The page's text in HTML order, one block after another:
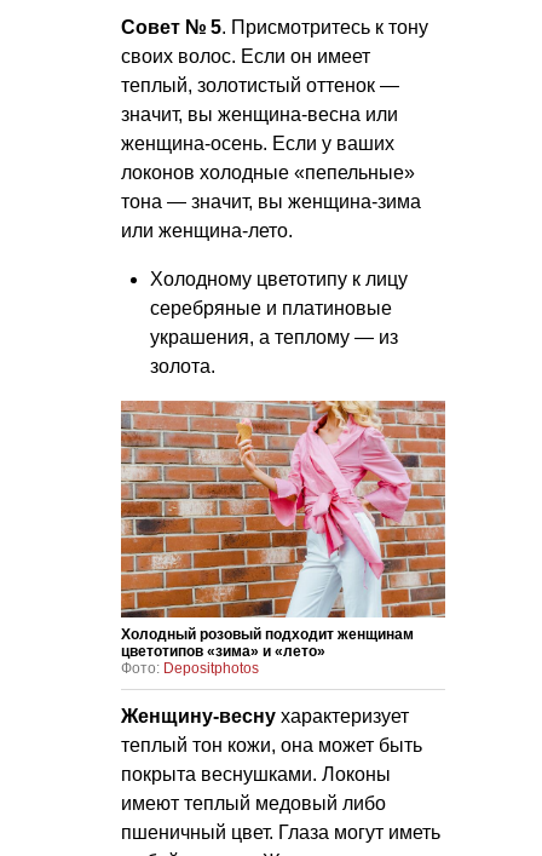
Совет № 5. Присмотритесь к тону
своих волос. Если он имеет
теплый, золотистый оттенок —
значит, вы женщина-весна или
женщина-осень. Если у ваших
локонов холодные «пепельные»
тона — значит, вы женщина-зима
или женщина-лето.
Холодному цветотипу к лицу
серебряные и платиновые
украшения, а теплому — из
золота.
Холодный розовый подходит женщинам
цветотипов «зима» и «лето»
Фото: Depositphotos
Женщину-весну характеризует
теплый тон кожи, она может быть
покрыта веснушками. Локоны
имеют теплый медовый либо
пшеничный цвет. Глаза могут иметь